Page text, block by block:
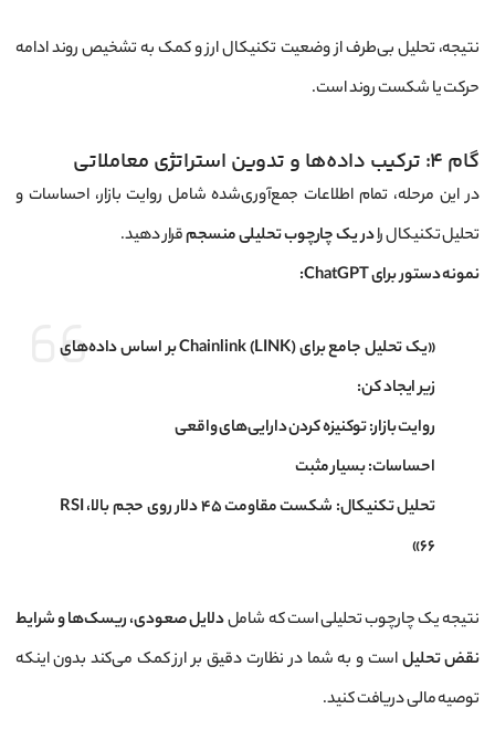
نتیجه، تحلیل بی‌طرف از وضعیت تکنیکال ارز و کمک به تشخیص روند ادامه
حرکت یا شکست روند است.
گام ۴: ترکیب داده‌ها و تدوین استراتژی معاملاتی
در این مرحله، تمام اطلاعات جمع‌آوری‌شده شامل روایت بازار، احساسات و
تحلیل تکنیکال رادر یک چارچوب تحلیلی منسجمقرار دهید.
نمونه دستور برای ChatGPT:
«یک تحلیل جامع برای Chainlink (LINK) بر اساس داده‌های
زیر ایجاد کن:
روایت بازار: توکنیزه کردن دارایی‌های واقعی
احساسات: بسیار مثبت
تحلیل تکنیکال: شکست مقاومت ۴۵ دلار روی حجم بالا، RSI
66»
نتیجه یک چارچوب تحلیلی است که شاملدلایل صعودی، ریسک‌ها و شرایط
نقض تحلیلاست و به شما در نظارت دقیق بر ارز کمک می‌کند بدون اینکه
توصیه مالی دریافت کنید.